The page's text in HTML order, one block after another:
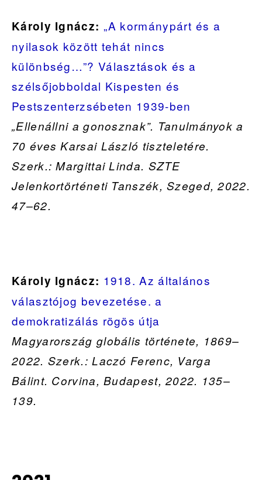
Károly Ignácz: „A kormánypárt és a
nyilasok között tehát nincs
különbség…”? Választások és a
szélsőjobboldal Kispesten és
Pestszenterzsébeten 1939-ben
„Ellenállni a gonosznak”. Tanulmányok a
70 éves Karsai László tiszteletére.
Szerk.: Margittai Linda. SZTE
Jelenkortörténeti Tanszék, Szeged, 2022.
47–62.
Károly Ignácz: 1918. Az általános
választójog bevezetése. a
demokratizálás rögös útja
Magyarország globális története, 1869–
2022. Szerk.: Laczó Ferenc, Varga
Bálint. Corvina, Budapest, 2022. 135–
139.